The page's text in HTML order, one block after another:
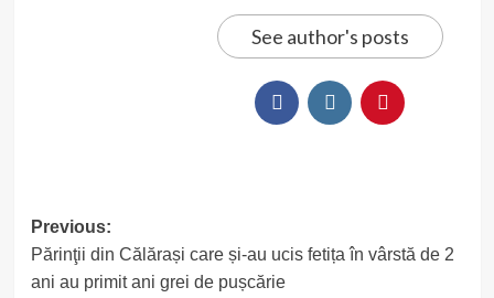
See author's posts
Post
navigation
Previous:
Părinţii din Călărași care și-au ucis fetița în vârstă de 2
ani au primit ani grei de pușcărie